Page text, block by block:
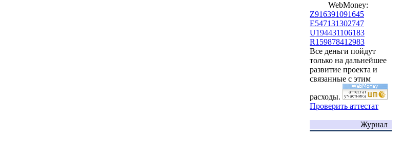
WebMoney:
Z916391091645
E547131302747
U194431106183
R159878412983
Все деньги пойдут
только на дальнейшее
развитие проекта и
связанные с этим
расходы.
Проверить аттестат
Журнал